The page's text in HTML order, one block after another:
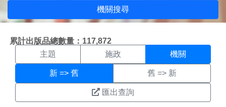
機關搜尋
累計出版品總數量：117,872
機關搜尋結果頁面
主題 施政 機關
新 => 舊 舊 => 新
匯出查詢